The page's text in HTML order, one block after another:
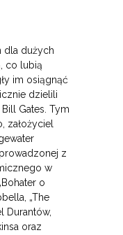
dla dużych
co lubią
im osiągnąć
dzielili
Gates. Tym
założyciel
z
w
o
„The
Durantów,
oraz